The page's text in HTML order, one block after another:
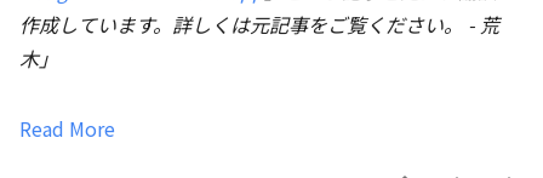
作成しています。詳しくは元記事をご覧ください。 - 荒
木」
Read More